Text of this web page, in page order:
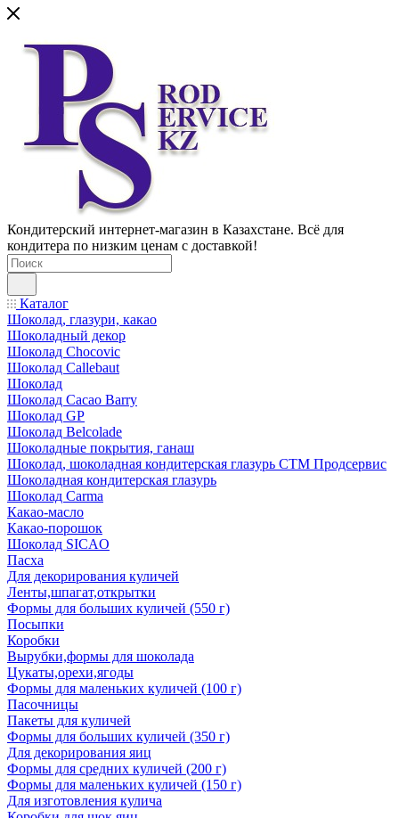
Кондитерский интернет-магазин в Казахстане. Всё для
кондитера по низким ценам с доставкой!
Каталог
Шоколад, глазури, какао
Шоколадный декор
Шоколад Chocovic
Шоколад Callebaut
Шоколад
Шоколад Cacao Barry
Шоколад GP
Шоколад Belcolade
Шоколадные покрытия, ганаш
Шоколад, шоколадная кондитерская глазурь СТМ Продсервис
Шоколадная кондитерская глазурь
Шоколад Carma
Какао-масло
Какао-порошок
Шоколад SICAO
Пасха
Для декорирования куличей
Ленты,шпагат,открытки
Формы для больших куличей (550 г)
Посыпки
Коробки
Вырубки,формы для шоколада
Цукаты,орехи,ягоды
Формы для маленьких куличей (100 г)
Пасочницы
Пакеты для куличей
Формы для больших куличей (350 г)
Для декорирования яиц
Формы для средних куличей (200 г)
Формы для маленьких куличей (150 г)
Для изготовления кулича